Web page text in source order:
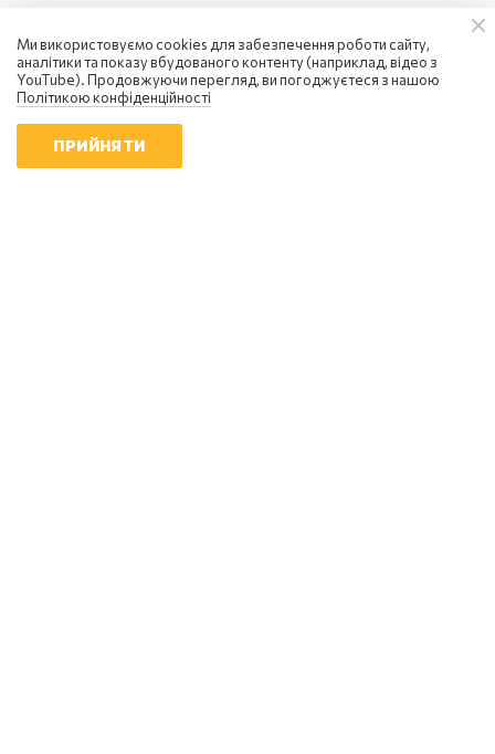
Ми використовуємо cookies для забезпечення роботи сайту,
аналітики та показу вбудованого контенту (наприклад, відео з
YouTube). Продовжуючи перегляд, ви погоджуєтеся з нашою
Політикою конфіденційності
ПРИЙНЯТИ